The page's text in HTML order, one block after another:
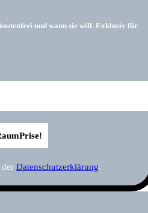
und wann sie will. Exklusiv für
Datenschutzerklärung.